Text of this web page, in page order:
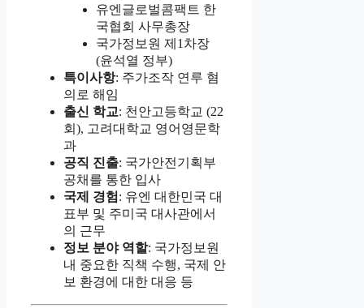
유엔글로벌콤팩트 한
국협회 사무총장
국가정보원 제1차장
(윤석열 정부)
특이사항: 주가조작 연루 혐
의로 해임
출신 학교: 천안고등학교 (22
회), 고려대학교 영어영문학
과
공직 진출: 국가안전기획부
공채를 통한 입사
국제 경험 : 유엔 대한민국 대
표부 및 주미국 대사관에서
의 근무
정보 분야 역할: 국가정보원
내 중요한 직책 수행, 국제 안
보 환경에 대한 대응 등